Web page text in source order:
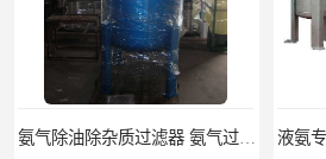
氨气除油除杂质过滤器 氨气过滤器生产厂家